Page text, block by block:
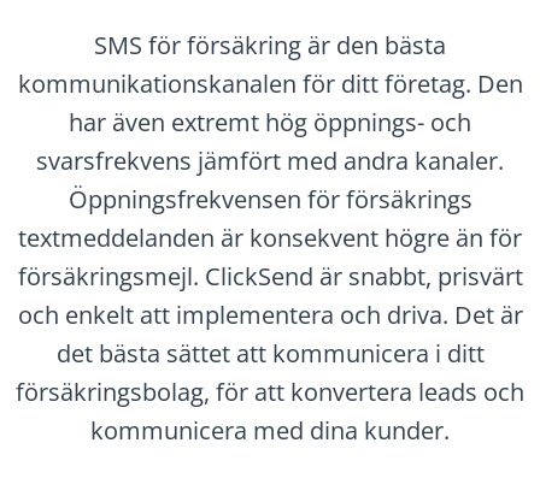
SMS för försäkring är den bästa
kommunikationskanalen för ditt företag. Den
har även extremt hög öppnings- och
svarsfrekvens jämfört med andra kanaler.
Öppningsfrekvensen för försäkrings
textmeddelanden är konsekvent högre än för
försäkringsmejl. ClickSend är snabbt, prisvärt
och enkelt att implementera och driva. Det är
det bästa sättet att kommunicera i ditt
försäkringsbolag, för att konvertera leads och
kommunicera med dina kunder.